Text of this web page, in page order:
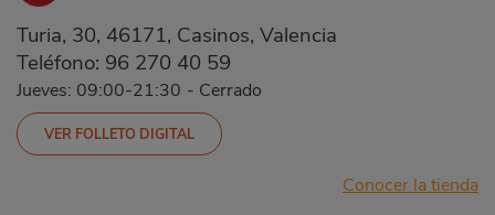
Turia, 30, 46171, Casinos, Valencia
Teléfono: 96 270 40 59
Jueves: 09:00-21:30 - Cerrado
VER FOLLETO DIGITAL
Conocer la tienda